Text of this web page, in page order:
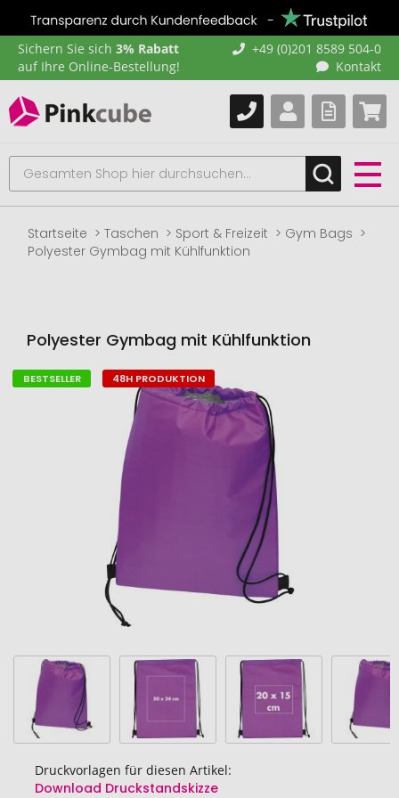
Sichern Sie sich 3% Rabatt
auf Ihre Online-Bestellung!
+49 (0)201 8589 504-0
Kontakt
Startseite Taschen Sport & Freizeit
Gym Bags
Polyester Gymbag mit Kühlfunktion
Polyester Gymbag mit Kühlfunktion
Zum
Druckvorlagen für diesen Artikel:
Download Druckstandskizze
BESTSELLER 48H PRODUKTION